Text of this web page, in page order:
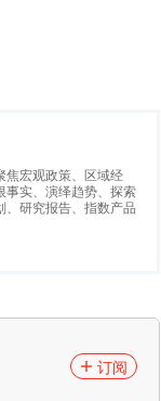
焦宏观政策、区域经
事实、演绎趋势、探索
、研究报告、指数产品
订阅